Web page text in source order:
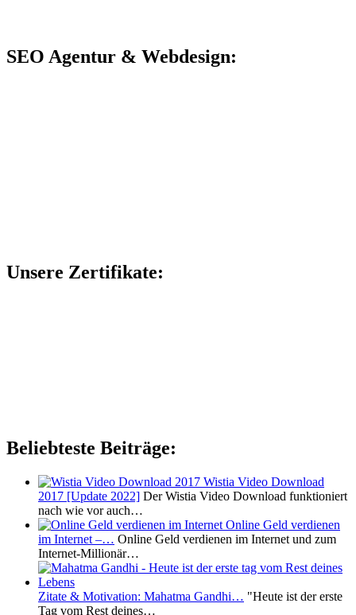
SEO Agentur & Webdesign:
Unsere Zertifikate:
Beliebteste Beiträge:
Wistia Video Download
2017 [Update 2022] Der Wistia Video Download funktioniert
nach wie vor auch…
Online Geld verdienen
im Internet –… Online Geld verdienen im Internet und zum
Internet-Millionär…
Zitate & Motivation: Mahatma Gandhi… "Heute ist der erste
Tag vom Rest deines…